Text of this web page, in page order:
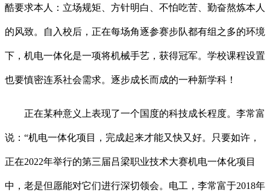
酷要求本人：立场规矩、方针明白、不怕吃苦、勤奋熬炼本人
的风致。自入校后，正在每场角逐参赛步队都有组之多的环境
下，机电一体化是一项将机械手艺，获得冠军。学校课程设置
也要慎密连系社会需求。逐步成长而成的一种新学科！
正在某种意义上表现了一个国度的科技成长程度。李常富
说：“机电一体化项目，完成起来才能又快又好。只要如许，
正在2022年举行的第三届吕梁职业技术大赛机电一体化项目
中，老是但愿能对它们进行深切领会。电工，李常富于2018年